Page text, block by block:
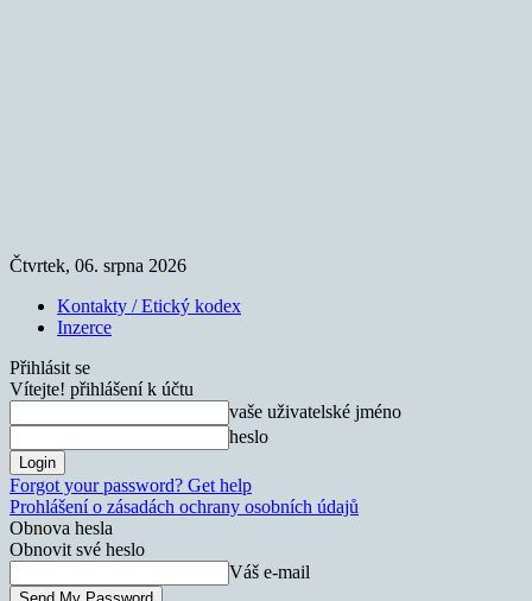
Čtvrtek, 06. srpna 2026
Kontakty / Etický kodex
Inzerce
Přihlásit se
Vítejte! přihlášení k účtu
vaše uživatelské jméno
heslo
Forgot your password? Get help
Prohlášení o zásadách ochrany osobních údajů
Obnova hesla
Obnovit své heslo
Váš e-mail